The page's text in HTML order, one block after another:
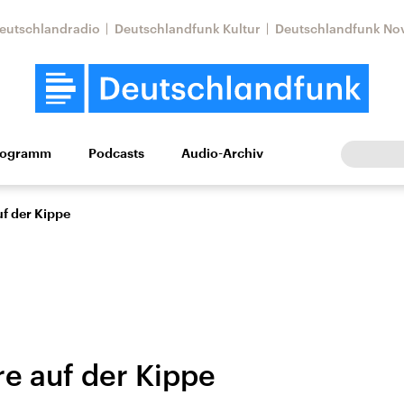
Deutschlandfunk Kultur Deutschlandfunk
Wissen Kultur Europa
Nahostkonflikt
Aktuelle Lage und
Podcasts Audio-Archiv
der Kippe
auf der Kippe